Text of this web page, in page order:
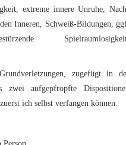
extreme innere Unruhe,
Inneren, Schweiß-Bildungen,
zugefügt in
zwei aufgepfropfte
ich selbst verfangen können.